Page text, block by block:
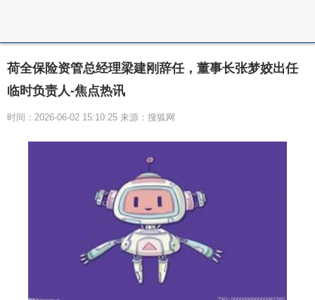
荷全保险资管总经理梁建刚辞任，董事长张梦姣出任
临时负责人-焦点热讯
时间：2026-06-02 15:10:25 来源：搜狐网